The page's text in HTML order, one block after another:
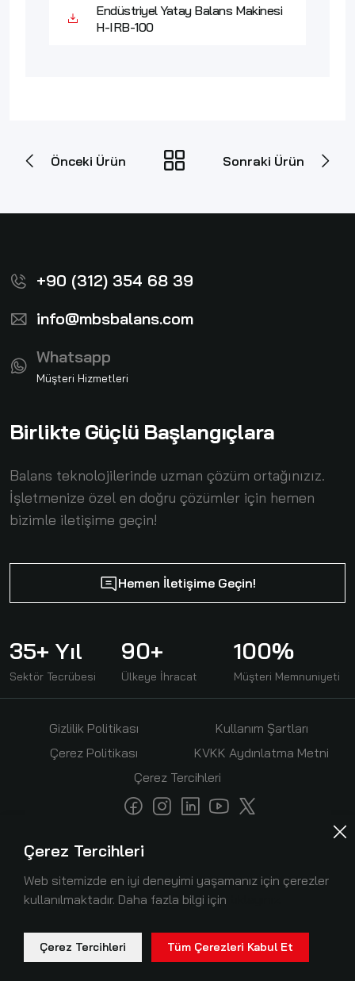
Endüstriyel Yatay Balans Makinesi
H-IRB-100
Önceki Ürün Sonraki Ürün
+90 (312) 354 68 39
info@mbsbalans.com
Whatsapp
Müşteri Hizmetleri
Birlikte Güçlü Başlangıçlara
Balans teknolojilerinde uzman çözüm ortağınızız.
İşletmenize özel en doğru çözümler için hemen
bizimle iletişime geçin!
Hemen İletişime Geçin!
35+ Yıl
Sektör Tecrübesi
90+
Ülkeye İhracat
100%
Müşteri Memnuniyeti
Gizlilik Politikası
Kullanım Şartları
Çerez Politikası
KVKK Aydınlatma Metni
Çerez Tercihleri
Copyright ® 2026 MBS Balans Bu sitede kullanılan resim
ve belgeler orijinal olup tüm hakları MBS Balans'a aittir.
İzinsiz kullanılamaz.
Çerez Tercihleri
Web sitemizde en iyi deneyimi yaşamanız için çerezler
kullanılmaktadır. Daha fazla bilgi için
Çerez Tercihleri Tüm Çerezleri Kabul Et